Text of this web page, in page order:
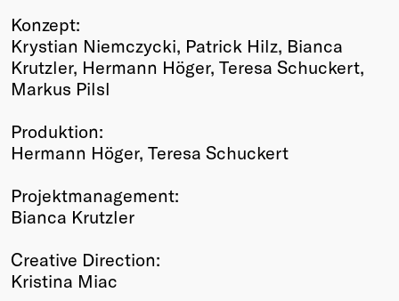
Konzept:
Krystian Niemczycki, Patrick Hilz, Bianca
Krutzler, Hermann Höger, Teresa Schuckert,
Markus Pilsl
Produktion:
Hermann Höger, Teresa Schuckert
Projektmanagement:
Bianca Krutzler
Creative Direction:
Kristina Miac